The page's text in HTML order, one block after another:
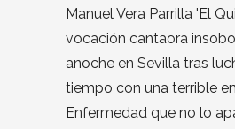
Manuel Vera Parrilla 'El
vocación cantaora
anoche en Sevilla tras
tiempo con una terrible
Enfermedad que no lo